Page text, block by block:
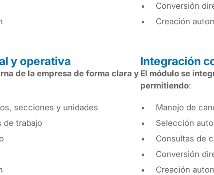
Conversión
Creación
y operativa
de la empresa de forma clara y
secciones y unidades
de trabajo
Integración
El módulo se
permitiendo:
Manejo de
Selección
Consultas de
Conversión
Creación